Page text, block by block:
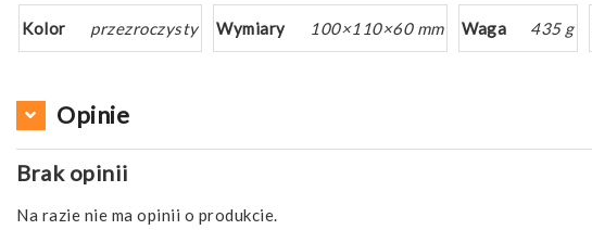
Kolor przezroczysty Wymiary 100×110×60 mm Waga 435 g
Opinie
Brak opinii
Na razie nie ma opinii o produkcie.